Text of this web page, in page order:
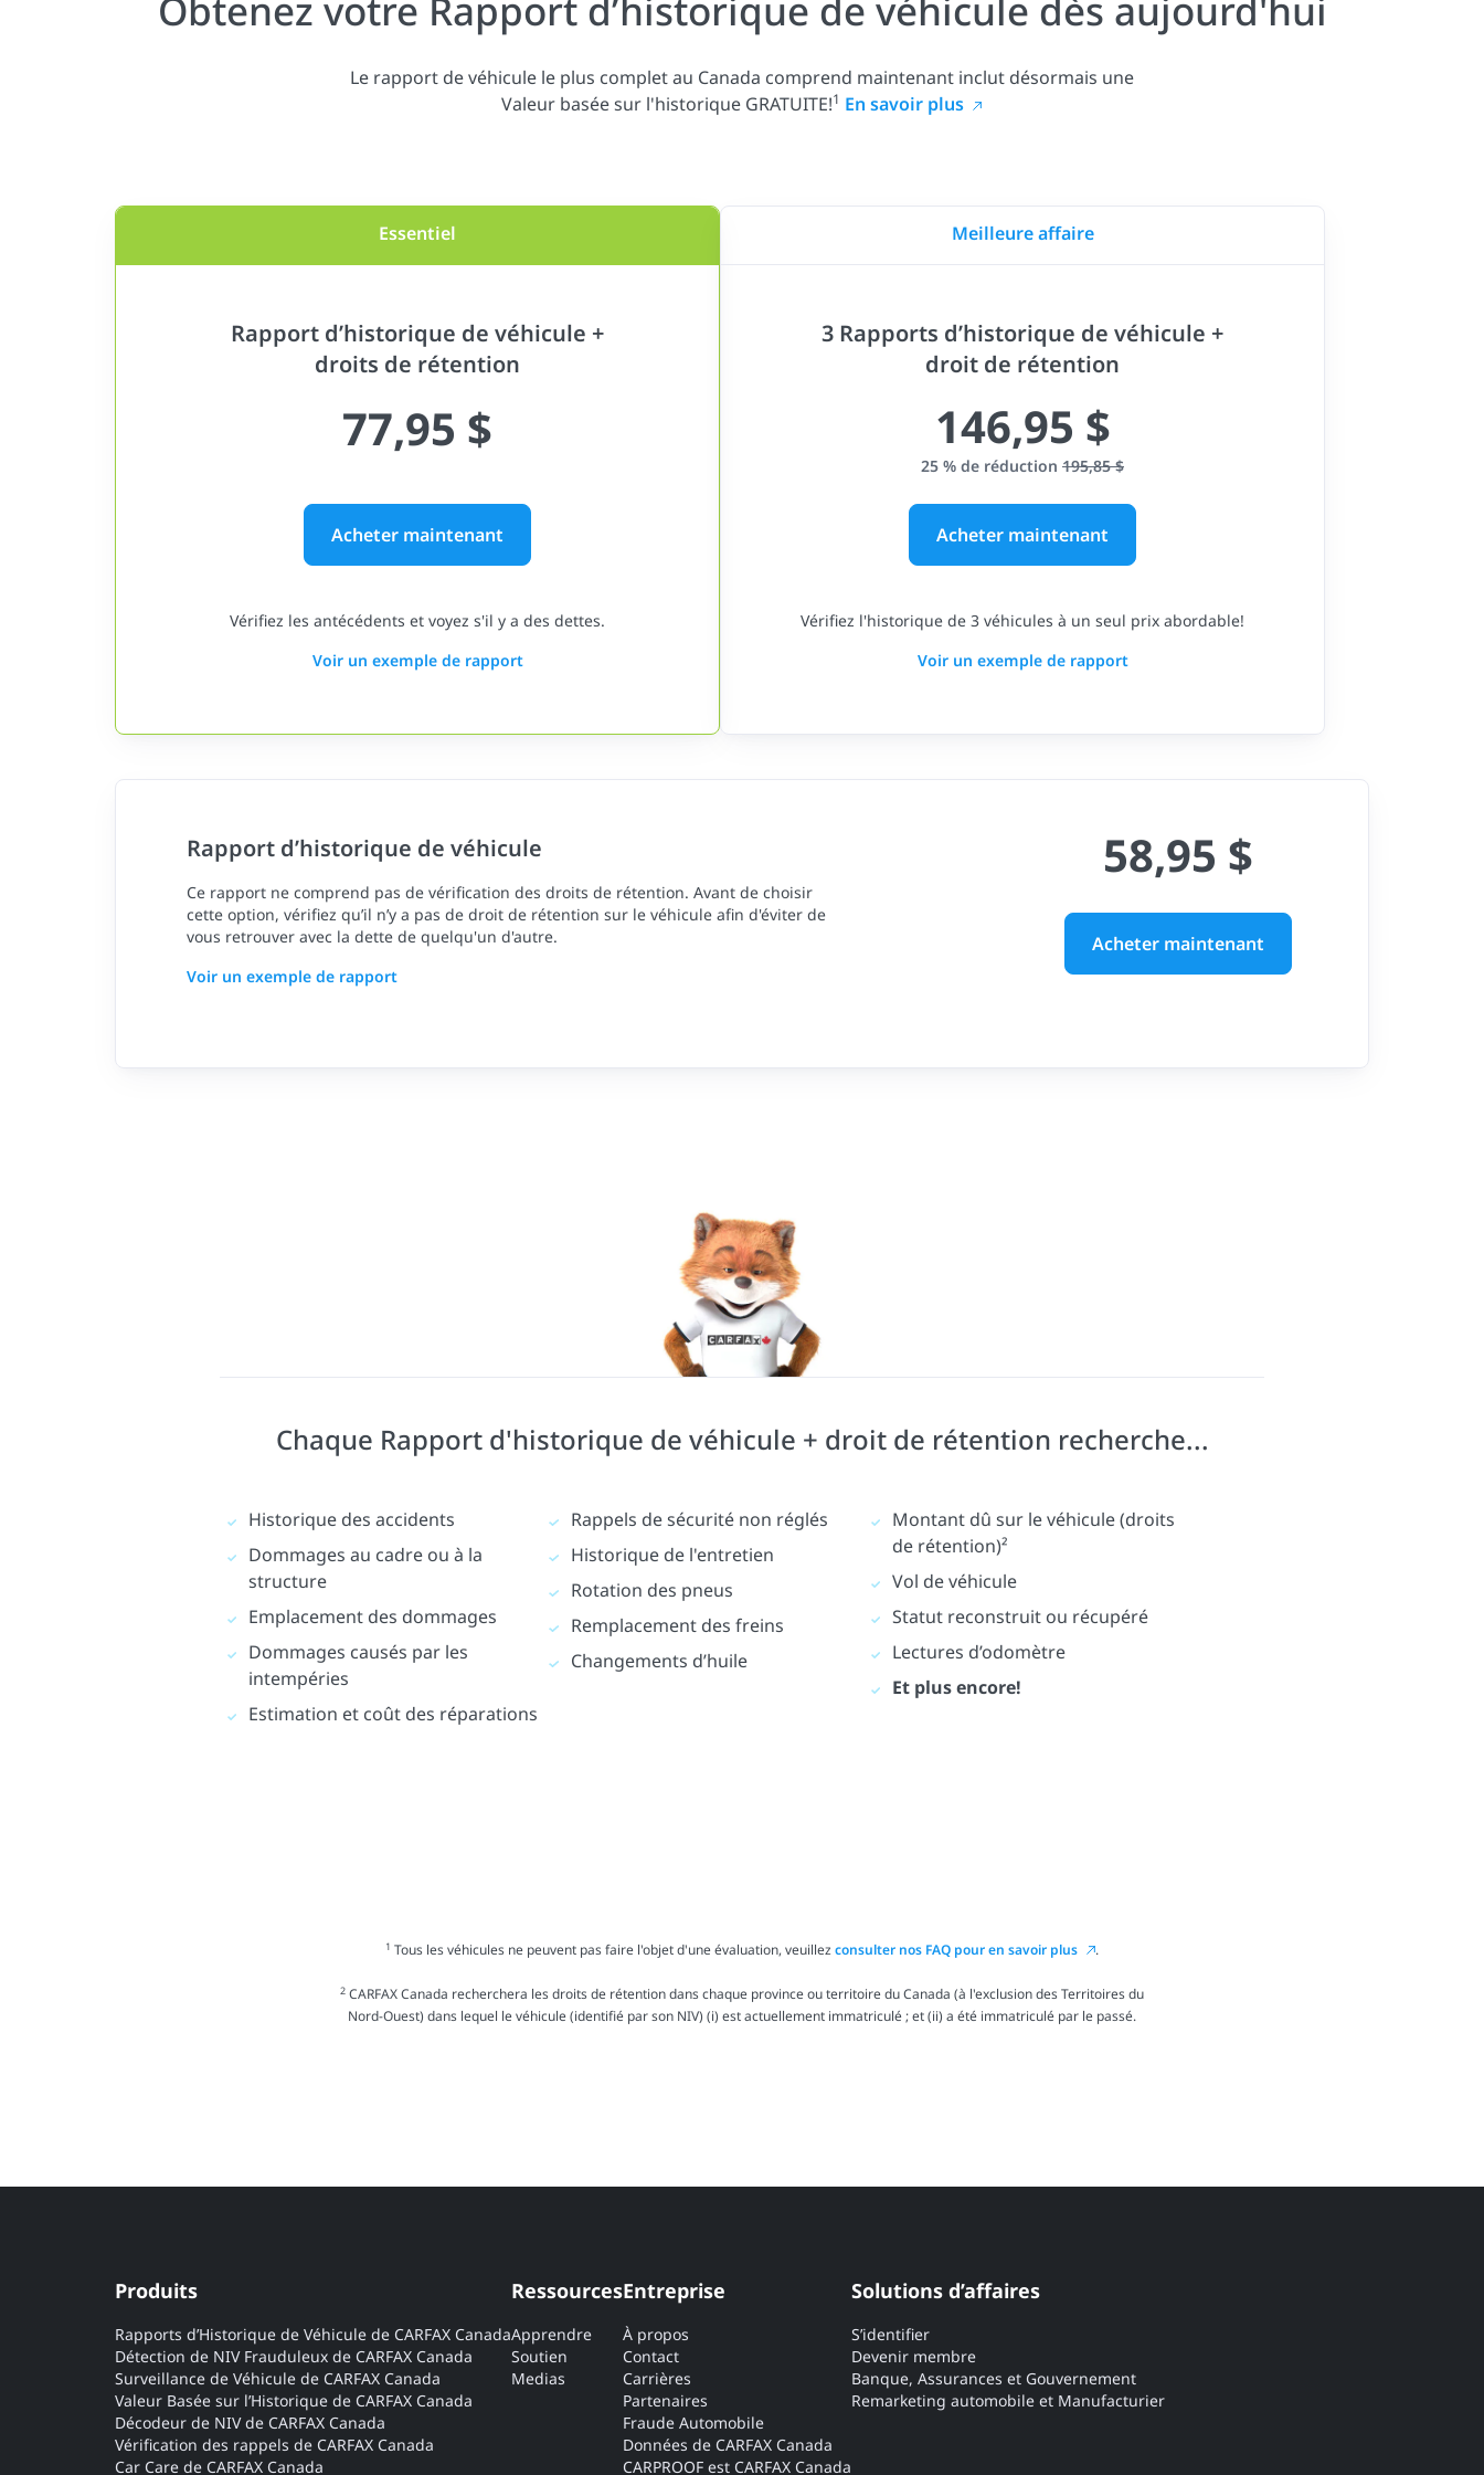
Obtenez votre Rapport d’historique de véhicule dès aujourd'hui
Le rapport de véhicule le plus complet au Canada comprend maintenant inclut désormais une
Valeur basée sur l'historique GRATUITE!1 En savoir plus
Essentiel
Rapport d’historique de véhicule +
droits de rétention
77,95 $
Acheter maintenant
Vérifiez les antécédents et voyez s'il y a des dettes.
Voir un exemple de rapport
Meilleure affaire
3 Rapports d’historique de véhicule +
droit de rétention
146,95 $
25 % de réduction 195,85 $
Acheter maintenant
Vérifiez l'historique de 3 véhicules à un seul prix abordable!
Voir un exemple de rapport
Rapport d’historique de véhicule
Ce rapport ne comprend pas de vérification des droits de rétention. Avant de choisir
cette option, vérifiez qu’il n’y a pas de droit de rétention sur le véhicule afin d'éviter de
vous retrouver avec la dette de quelqu'un d'autre.
Voir un exemple de rapport
58,95 $
Acheter maintenant
Chaque Rapport d'historique de véhicule + droit de rétention recherche...
Historique des accidents
Dommages au cadre ou à la
structure
Emplacement des dommages
Dommages causés par les
intempéries
Estimation et coût des réparations
Rappels de sécurité non réglés
Historique de l'entretien
Rotation des pneus
Remplacement des freins
Changements d’huile
Montant dû sur le véhicule (droits
de rétention)²
Vol de véhicule
Statut reconstruit ou récupéré
Lectures d’odomètre
Et plus encore!
1 Tous les véhicules ne peuvent pas faire l'objet d'une évaluation, veuillezconsulter nos FAQ pour en savoir plus .
2CARFAX Canada recherchera les droits de rétention dans chaque province ou territoire du Canada (à l'exclusion des Territoires du
Nord-Ouest) dans lequel le véhicule (identifié par son NIV) (i) est actuellement immatriculé ; et (ii) a été immatriculé par le passé.
Produits
Rapports d’Historique de Véhicule de CARFAX Canada
Détection de NIV Frauduleux de CARFAX Canada
Surveillance de Véhicule de CARFAX Canada
Valeur Basée sur l’Historique de CARFAX Canada
Décodeur de NIV de CARFAX Canada
Vérification des rappels de CARFAX Canada
Car Care de CARFAX Canada
Ressources
Apprendre
Soutien
Medias
Entreprise
À propos
Contact
Carrières
Partenaires
Fraude Automobile
Données de CARFAX Canada
CARPROOF est CARFAX Canada
Solutions d’affaires
S’identifier
Devenir membre
Banque, Assurances et Gouvernement
Remarketing automobile et Manufacturier